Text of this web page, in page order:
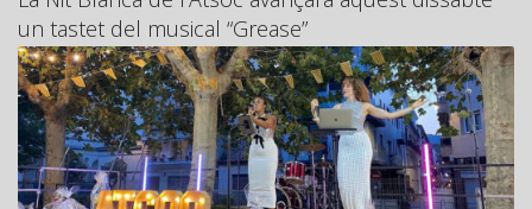
un tastet del musical “Grease”